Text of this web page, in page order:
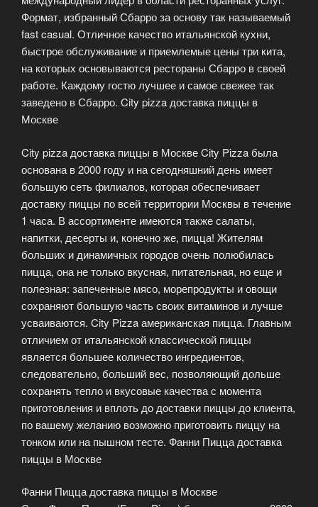
Формат, избранный Сбарро за основу так называемый
fast casual. Отличное качество итальянской кухни,
быстрое обслуживание и приемлемые цены три кита,
на которых основываются рестораны Сбарро в своей
работе. Каждому гостю лучшее и самое свежее так
заведено в Сбарро. City pizza доставка пиццы в
Москве
City pizza доставка пиццы в Москве City Pizza была
основана в 2000 году и на сегодняшний день имеет
большую сеть филиалов, которая обеспечивает
доставку пиццы по всей территории Москвы в течение
1 часа. В ассортименте имеются также салаты,
напитки, десерты и, конечно же, пицца! Жителям
больших и динамичных городов очень полюбилась
пицца, она не только вкусная, питательная, но еще и
полезная: запеченные мясо, морепродукты и овощи
сохраняют большую часть своих витаминов и лучше
усваиваются. City Pizza американская пицца. Главным
отличием от итальянской классической пиццы
является большее количество ингредиентов,
следовательно, больший вес, позволяющий дольше
сохранять тепло и вкусовые качества с момента
приготовления и вплоть до доставки пиццы до клиента,
по вашему желанию возможно приготовить пиццу на
тонком или на пышном тесте. Фанни Пицца доставка
пиццы в Москве
Фанни Пицца доставка пиццы в Москве